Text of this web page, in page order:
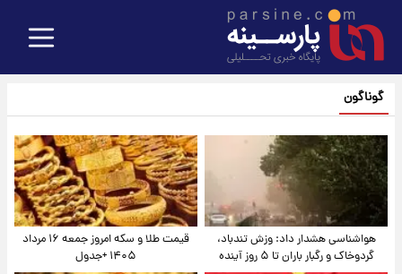
گوناگون
هواشناسی هشدار داد: وزش تندباد،
گردوخاک و رگبار باران تا ۵ روز آینده
قیمت طلا و سکه امروز جمعه ۱۶ مرداد
۱۴۰۵ +جدول